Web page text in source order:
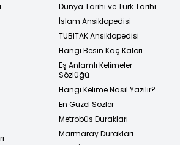
Dünya Tarihi ve Türk Tarihi
İslam Ansiklopedisi
TÜBİTAK Ansiklopedisi
Hangi Besin Kaç Kalori
Eş Anlamlı Kelimeler
Sözlüğü
Hangi Kelime Nasıl Yazılır?
En Güzel Sözler
Metrobüs Durakları
Marmaray Durakları